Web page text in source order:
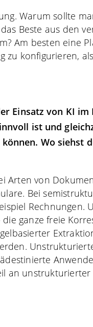
Warum sollte
Beste aus den
Am besten eine
zu konfigurieren,
Einsatz von KI im
ist und
Wo siehst
Arten von
Bei
Rechnungen.
ganze freie
an unstrukturierter